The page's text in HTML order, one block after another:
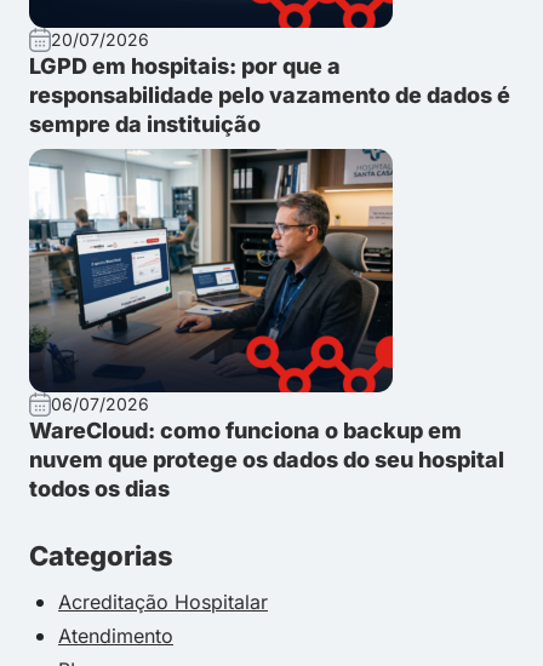
20/07/2026
LGPD em hospitais: por que a
responsabilidade pelo vazamento de dados é
sempre da instituição
06/07/2026
WareCloud: como funciona o backup em
nuvem que protege os dados do seu hospital
todos os dias
Categorias
Acreditação Hospitalar
Atendimento